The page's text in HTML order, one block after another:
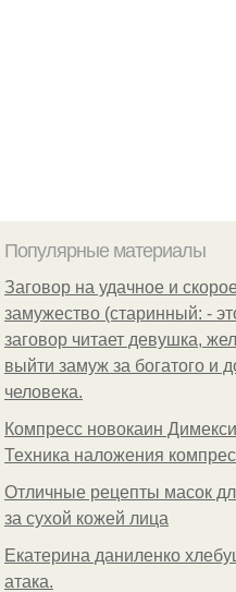
Популярные материалы
Заговор на удачное и скорое
замужество (старинный: -
заговор читает девушка,
выйти замуж за богатого и
человека.
Компресс новокаин
Техника наложения
Отличные рецепты масок
за сухой кожей лица
Екатерина даниленко
атака.